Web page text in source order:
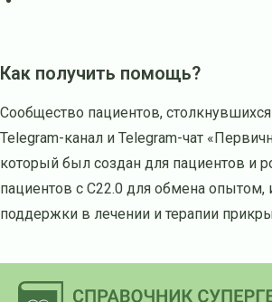
Как получить помощь?
Сообщество пациентов,
Telegram-канал и Telegram-чат
который был создан для пациентов и
пациентов с С22.0 для обмена
поддержки в лечении и терапии